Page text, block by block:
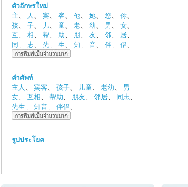
ตัวอักษรใหม่
主
人 宾 客 他 她 您 你
孩
子 儿 童 老 幼 男 女
互
相 帮 助 朋 友 邻 居
同
志 先 生 知 音 伴 侣
คำศัพท์
主人
宾客 孩子 儿童 老幼
男
女
互相 帮助 朋友 邻居 同志
先生
知音 伴侣
รูปประโยค